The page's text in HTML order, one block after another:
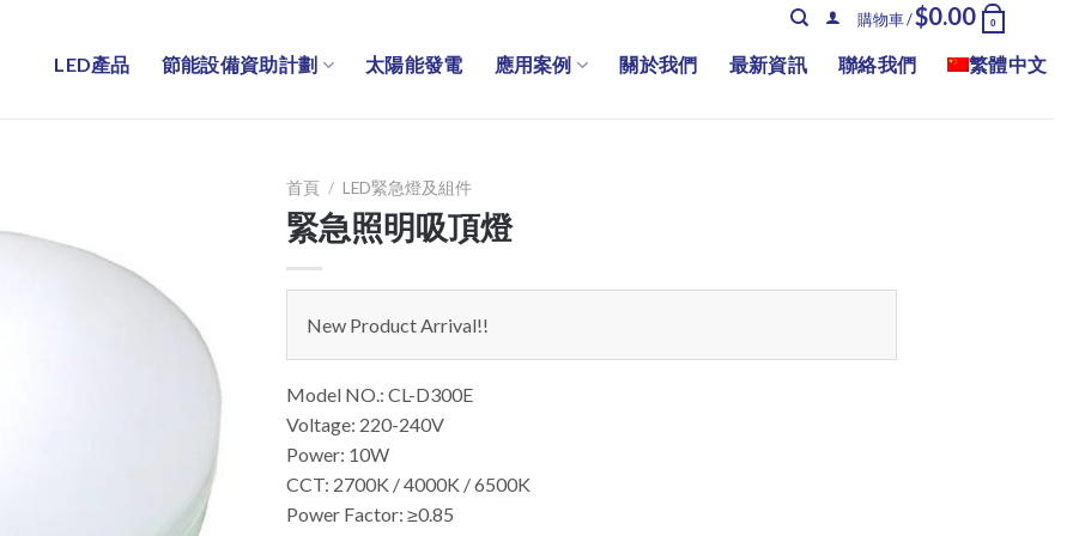
購物車 /$0.00 0
LED產品 節能設備資助計劃 太陽能發電 應用案例 關於我們 最新資訊 聯絡我們 繁體中文
首頁 / LED緊急燈及組件
緊急照明吸頂燈
New Product Arrival!!
Model NO.: CL-D300E
Voltage: 220-240V
Power: 10W
CCT: 2700K / 4000K / 6500K
Power Factor: ≥0.85